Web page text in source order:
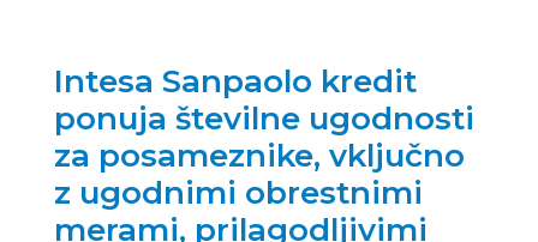
Intesa Sanpaolo kredit
ponuja številne ugodnosti
za posameznike, vključno
z ugodnimi obrestnimi
merami, prilagodljivimi